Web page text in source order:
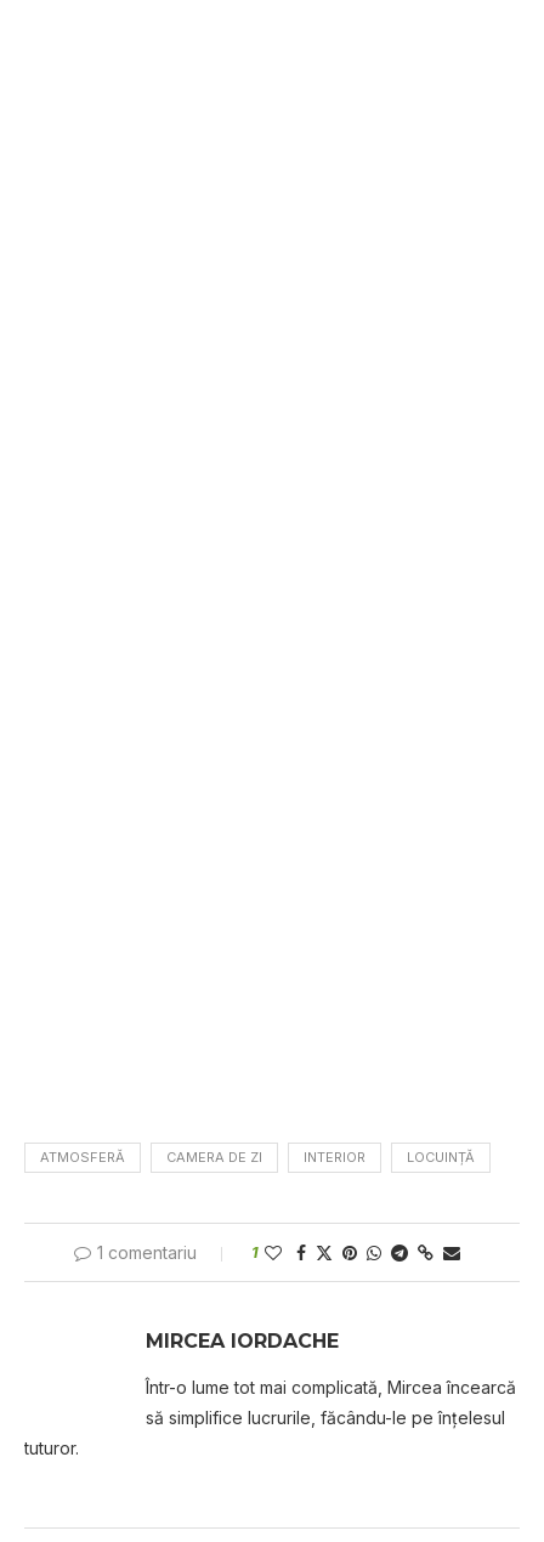
ATMOSFERĂ CAMERA DE ZI INTERIOR LOCUINȚĂ
1 comentariu 1
MIRCEA IORDACHE
Într-o lume tot mai complicată, Mircea încearcă
să simplifice lucrurile, făcându-le pe înțelesul
tuturor.